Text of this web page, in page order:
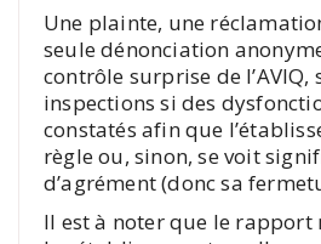
Une plainte, une
seule dénonciation
contrôle surprise de l’AVIQ,
inspections si des
constatés afin que
règle ou, sinon, se voit
d’agrément (donc sa
Il est à noter que le rapport